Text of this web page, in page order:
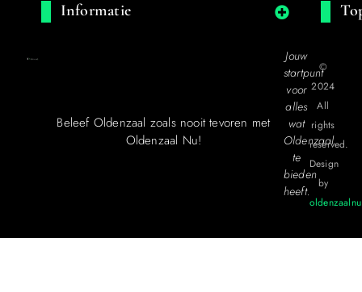
Informatie
Beleef Oldenzaal zoals nooit tevoren met
Oldenzaal Nu!
Jouw
startpunt
voor
alles
wat
Oldenzaal
te
bieden
heeft.
©
2024
All
rights
reserved.
Design
by